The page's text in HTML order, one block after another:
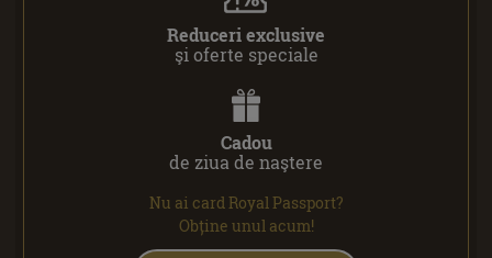
Reduceri exclusive
şi oferte speciale
Cadou
de ziua de naştere
Nu ai card Royal Passport?
Obține unul acum!